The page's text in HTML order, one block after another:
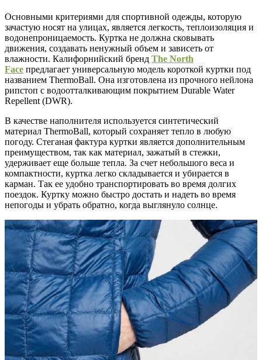
Основными критериями для спортивной одежды, которую
зачастую носят на улицах, является легкость, теплоизоляция и
водонепроницаемость. Куртка не должна сковывать
движения, создавать ненужный объем и зависеть от
влажности. Калифорнийский бренд The North
Face предлагает универсальную модель короткой куртки под
названием ThermoBall. Она изготовлена из прочного нейлона
рипстоп с водоотталкивающим покрытием Durable Water
Repellent (DWR).
В качестве наполнителя используется синтетический
материал ThermoBall, который сохраняет тепло в любую
погоду. Стеганая фактура куртки является дополнительным
преимуществом, так как материал, зажатый в стежки,
удерживает еще больше тепла. За счет небольшого веса и
компактности, куртка легко складывается и убирается в
карман. Так ее удобно транспортировать во время долгих
поездок. Куртку можно быстро достать и надеть во время
непогоды и убрать обратно, когда выглянуло солнце.